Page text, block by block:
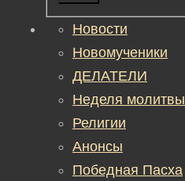
Новости
Новомученики
ДЕЛАТЕЛИ
Неделя молитвы
Религии
Анонсы
Победная Пасха